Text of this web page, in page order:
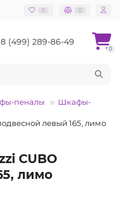
0 0
8 (499) 289-86-49
0
пеналы
Шкафы-
левый 165, лимо
CUBO
лимо